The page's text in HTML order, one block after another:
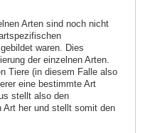
Arten sind noch nicht
waren. Dies
der einzelnen Arten.
Tiere (in diesem Falle also
eine bestimmte Art
stellt also den
Art her und stellt somit den